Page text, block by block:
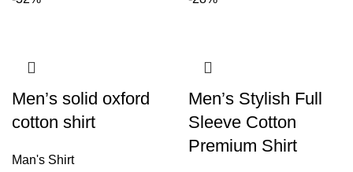
Men’s solid oxford
cotton shirt
Man's Shirt
Men’s Stylish Full
Sleeve Cotton
Premium Shirt